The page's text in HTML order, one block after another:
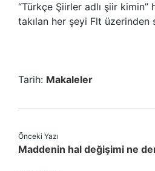
“Türkçe Şiirler adlı şiir kimin”
takılan her şeyi Flt üzerinden
Tarih: Makaleler
Önceki Yazı
Maddenin hal değişimi ne